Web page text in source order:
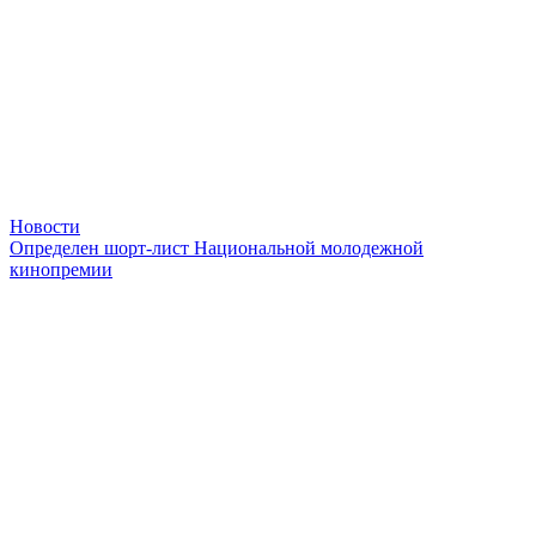
Новости
Определен шорт-лист Национальной молодежной
кинопремии